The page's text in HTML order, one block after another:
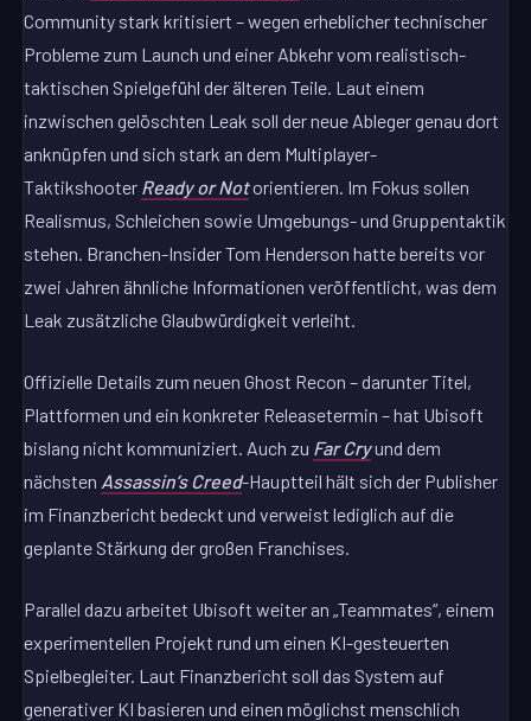
Community stark kritisiert – wegen erheblicher technischer
Probleme zum Launch und einer Abkehr vom realistisch-
taktischen Spielgefühl der älteren Teile. Laut einem
inzwischen gelöschten Leak soll der neue Ableger genau dort
anknüpfen und sich stark an dem Multiplayer-
Taktikshooter Ready or Notorientieren. Im Fokus sollen
Realismus, Schleichen sowie Umgebungs- und Gruppentaktik
stehen. Branchen-Insider Tom Henderson hatte bereits vor
zwei Jahren ähnliche Informationen veröffentlicht, was dem
Leak zusätzliche Glaubwürdigkeit verleiht.
Offizielle Details zum neuen Ghost Recon – darunter Titel,
Plattformen und ein konkreter Releasetermin – hat Ubisoft
bislang nicht kommuniziert. Auch zu Far Cryund dem
nächsten Assassin’s Creed-Hauptteil hält sich der Publisher
im Finanzbericht bedeckt und verweist lediglich auf die
geplante Stärkung der großen Franchises.
Parallel dazu arbeitet Ubisoft weiter an „Teammates“, einem
experimentellen Projekt rund um einen KI-gesteuerten
Spielbegleiter. Laut Finanzbericht soll das System auf
generativer KI basieren und einen möglichst menschlich